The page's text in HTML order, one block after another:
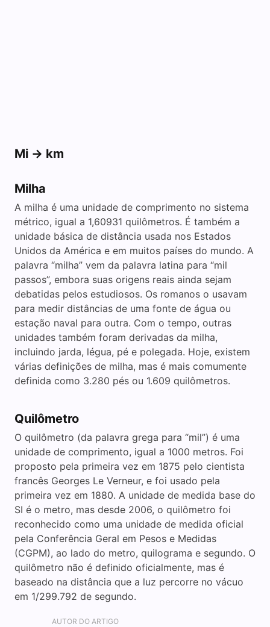
Mi -> km
Milha
A milha é uma unidade de comprimento no sistema
métrico, igual a 1,60931 quilômetros. É também a
unidade básica de distância usada nos Estados
Unidos da América e em muitos países do mundo. A
palavra “milha” vem da palavra latina para “mil
passos”, embora suas origens reais ainda sejam
debatidas pelos estudiosos. Os romanos o usavam
para medir distâncias de uma fonte de água ou
estação naval para outra. Com o tempo, outras
unidades também foram derivadas da milha,
incluindo jarda, légua, pé e polegada. Hoje, existem
várias definições de milha, mas é mais comumente
definida como 3.280 pés ou 1.609 quilômetros.
Quilômetro
O quilômetro (da palavra grega para “mil”) é uma
unidade de comprimento, igual a 1000 metros. Foi
proposto pela primeira vez em 1875 pelo cientista
francês Georges Le Verneur, e foi usado pela
primeira vez em 1880. A unidade de medida base do
SI é o metro, mas desde 2006, o quilômetro foi
reconhecido como uma unidade de medida oficial
pela Conferência Geral em Pesos e Medidas
(CGPM), ao lado do metro, quilograma e segundo. O
quilômetro não é definido oficialmente, mas é
baseado na distância que a luz percorre no vácuo
em 1/299.792 de segundo.
AUTOR DO ARTIGO